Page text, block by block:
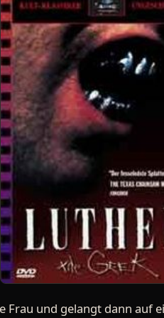
Frau und gelangt dann auf